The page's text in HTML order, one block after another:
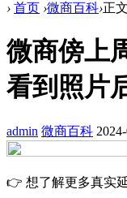
› 首页 ›微商百科›正文
微商傍上
看到照片
admin 微商百科
👉 想了解更多真实